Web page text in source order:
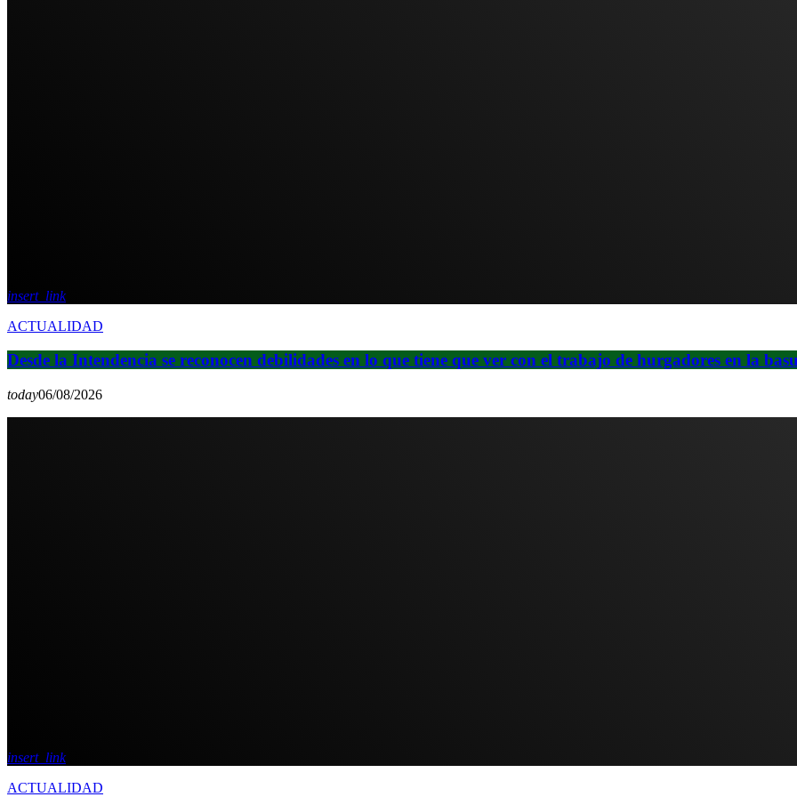
insert_link
ACTUALIDAD
Desde la Intendencia se reconocen debilidades en lo que tiene que ver con el trabajo de hurgadores en la
today06/08/2026
insert_link
ACTUALIDAD